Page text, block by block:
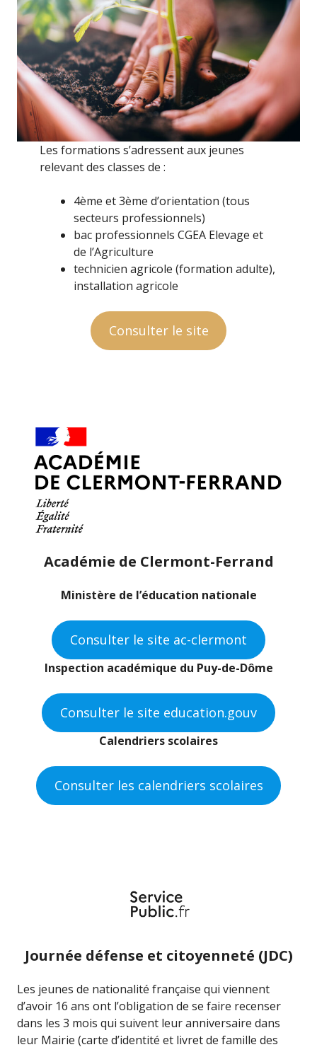
Les formations s’adressent aux jeunes
relevant des classes de :
4ème et 3ème d’orientation (tous
secteurs professionnels)
bac professionnels CGEA Elevage et
de l’Agriculture
technicien agricole (formation adulte),
installation agricole
Consulter le site
Académie de Clermont-Ferrand
Ministère de l’éducation nationale
Consulter le site ac-clermont
Inspection académique du Puy-de-Dôme
Consulter le site education.gouv
Calendriers scolaires
Consulter les calendriers scolaires
Journée défense et citoyenneté (JDC)
Les jeunes de nationalité française qui viennent
d’avoir 16 ans ont l’obligation de se faire recenser
dans les 3 mois qui suivent leur anniversaire dans
leur Mairie (carte d’identité et livret de famille des